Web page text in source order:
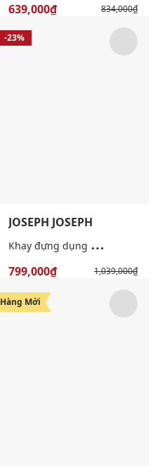
639,000₫ 834,000₫
-23%
JOSEPH JOSEPH
K
hay đựng dụng cụ rửa chén Caddy
799,000₫ 1,039,000₫
Hàng Mới
-23%